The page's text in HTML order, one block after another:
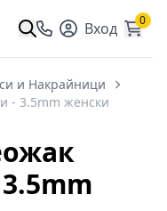
Вход 0
и Накрайници
- 3.5mm женски